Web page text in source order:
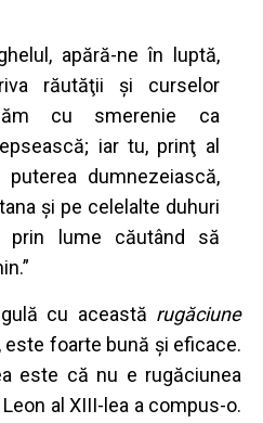
apără-ne în luptă,
răutăţii şi curselor
cu smerenie ca
iar tu, prinţ al
dumnezeiască,
şi pe celelalte duhuri
prin lume căutând să
cu această rugăciune
este foarte bună şi eficace.
este că nu e rugăciunea
al XIII-lea a compus-o.